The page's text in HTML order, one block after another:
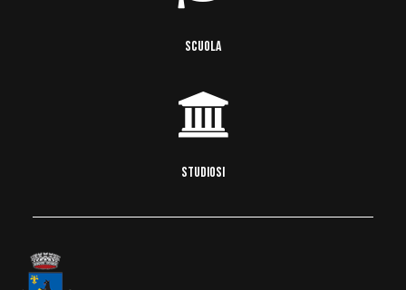
SCUOLA
STUDIOSI